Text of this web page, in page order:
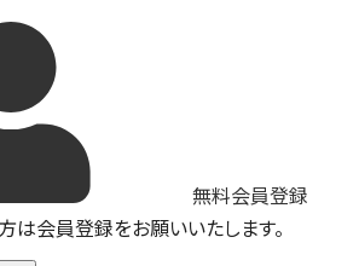
無料会員登録